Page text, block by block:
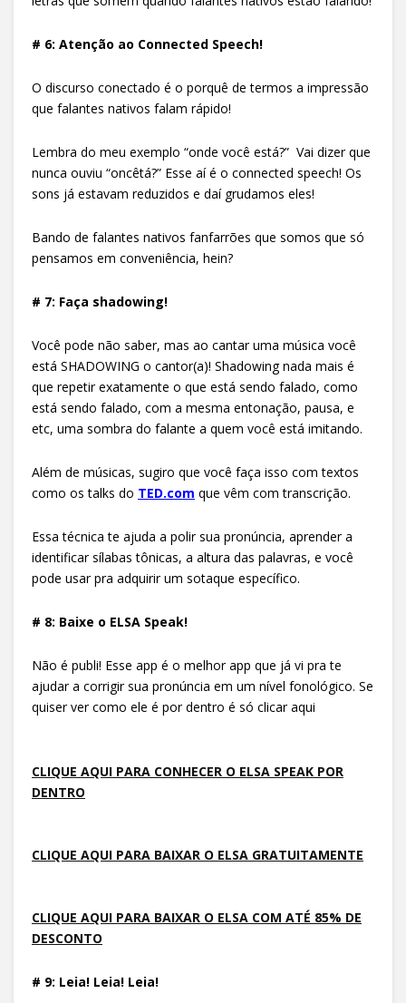
# 6: Atenção ao Connected Speech!
O discurso conectado é o porquê de termos a impressão
que falantes nativos falam rápido!
Lembra do meu exemplo “onde você está?” Vai dizer que
nunca ouviu “oncêtá?” Esse aí é o connected speech! Os
sons já estavam reduzidos e daí grudamos eles!
Bando de falantes nativos fanfarrões que somos que só
pensamos em conveniência, hein?
# 7: Faça shadowing!
Você pode não saber, mas ao cantar uma música você
está SHADOWING o cantor(a)! Shadowing nada mais é
que repetir exatamente o que está sendo falado, como
está sendo falado, com a mesma entonação, pausa, e
etc, uma sombra do falante a quem você está imitando.
Além de músicas, sugiro que você faça isso com textos
como os talks do TED.com que vêm com transcrição.
Essa técnica te ajuda a polir sua pronúncia, aprender a
identificar sílabas tônicas, a altura das palavras, e você
pode usar pra adquirir um sotaque específico.
# 8: Baixe o ELSA Speak!
Não é publi! Esse app é o melhor app que já vi pra te
ajudar a corrigir sua pronúncia em um nível fonológico. Se
quiser ver como ele é por dentro é só clicar aqui
CLIQUE AQUI PARA CONHECER O ELSA SPEAK POR
DENTRO
CLIQUE AQUI PARA BAIXAR O ELSA GRATUITAMENTE
CLIQUE AQUI PARA BAIXAR O ELSA COM ATÉ 85% DE
DESCONTO
# 9: Leia! Leia! Leia!